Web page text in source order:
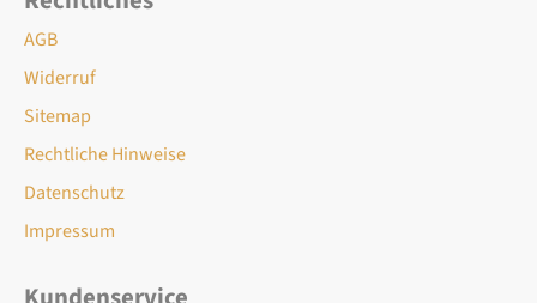
AGB
Widerruf
Sitemap
Rechtliche Hinweise
Datenschutz
Impressum